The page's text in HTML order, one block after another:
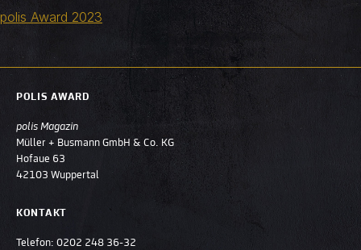
polis Award 2023
POLIS AWARD
polis Magazin
Müller + Busmann GmbH & Co. KG
Hofaue 63
42103 Wuppertal
KONTAKT
Telefon: 0202 248 36-32